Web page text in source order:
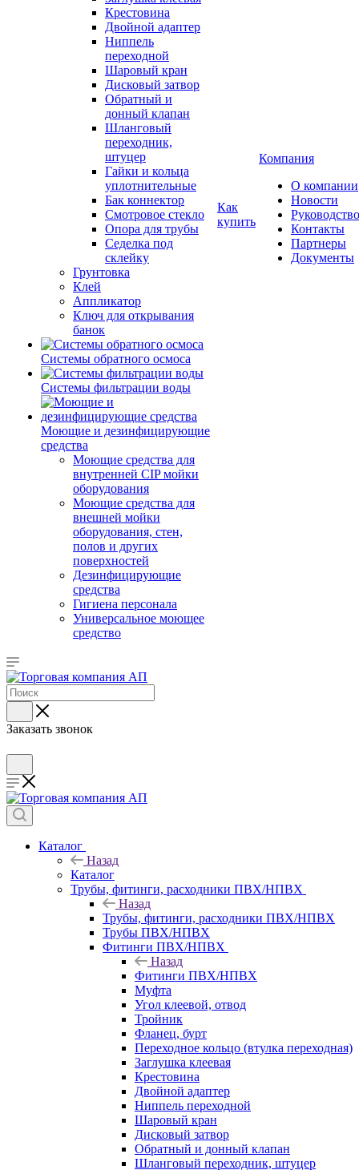
Крестовина
Двойной адаптер
Ниппель
переходной
Шаровый кран
Дисковый затвор
Обратный и
донный клапан
Шланговый
переходник,
штуцер
Гайки и кольца
уплотнительные
Бак коннектор
Смотровое стекло
Опора для трубы
Седелка под
склейку
Грунтовка
Клей
Аппликатор
Ключ для открывания
банок
Системы обратного осмоса
Системы фильтрации воды
Моющие и дезинфицирующие
средства
Моющие средства для
внутренней CIP мойки
оборудования
Моющие средства для
внешней мойки
оборудования, стен,
полов и других
поверхностей
Дезинфицирующие
средства
Гигиена персонала
Универсальное моющее
средство
Как
купить
Компания
О компании
Новости
Руководство
Контакты
Партнеры
Документы
Заказать звонок
Каталог
Назад
Каталог
Трубы, фитинги, расходники ПВХ/НПВХ
Назад
Трубы, фитинги, расходники ПВХ/НПВХ
Трубы ПВХ/НПВХ
Фитинги ПВХ/НПВХ
Назад
Фитинги ПВХ/НПВХ
Муфта
Угол клеевой, отвод
Тройник
Фланец, бурт
Переходное кольцо (втулка переходная)
Заглушка клеевая
Крестовина
Двойной адаптер
Ниппель переходной
Шаровый кран
Дисковый затвор
Обратный и донный клапан
Шланговый переходник, штуцер